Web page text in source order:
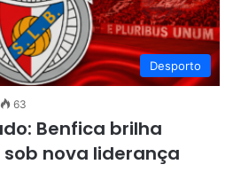
Desporto
63
Benfica brilha
nova liderança